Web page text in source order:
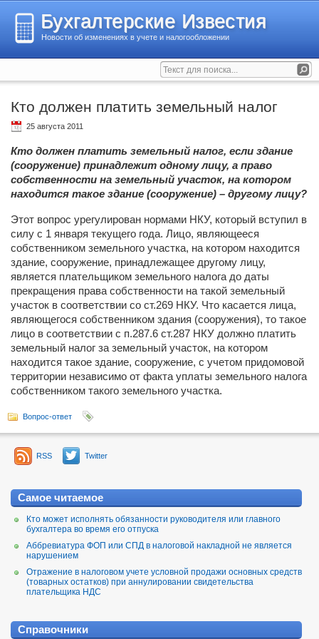
Бухгалтерские Известия
Новости об изменениях в учете и налогообложении
Кто должен платить земельный налог
25 августа 2011
Кто должен платить земельный налог, если здание
(сооружение) принадлежит одному лицу, а право
собственности на земельный участок, на котором
находится такое здание (сооружение) – другому лицу?
Этот вопрос урегулирован нормами НКУ, который вступил в
силу с 1 января текущего года. Лицо, являющееся
собственником земельного участка, на котором находится
здание, сооружение, принадлежащее другому лицу,
является плательщиком земельного налога до даты
прекращения права собственности на такой земельный
участок в соответствии со ст.269 НКУ. Что касается лица,
являющегося собственником здания (сооружения), то такое
лицо в соответствии с п.287.6 ст.287 НКУ должно платить
земельный налог за земельный участок, на котором
находится такое здание, сооружение, с учетом придомовой
территории независимо от факта уплаты земельного налога
собственником такого земельного участка.
Вопрос-ответ
RSS Twitter
Самое читаемое
Кто может исполнять обязанности руководителя или главного
бухгалтера во время его отпуска
Аббревиатура ФОП или СПД в налоговой накладной не является
нарушением
Отражение в налоговом учете условной продажи основных средств
(товарных остатков) при аннулировании свидетельства
плательщика НДС
Справочники